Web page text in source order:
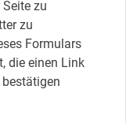
zu
zu
Formulars
die einen Link